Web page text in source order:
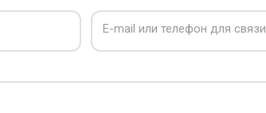
E-mail или телефон для связи